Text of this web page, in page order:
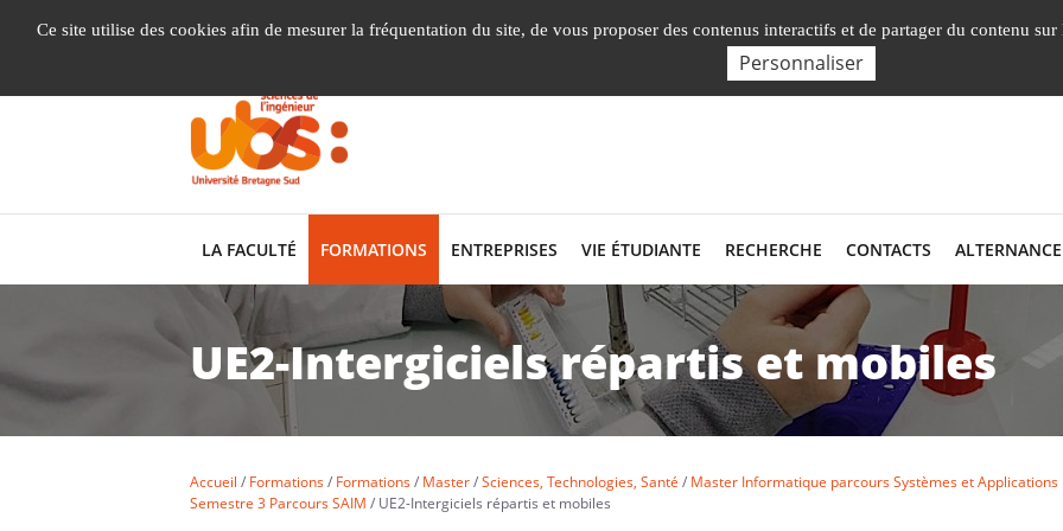
Nos Facultés, Instituts, Ecole
LA FACULTÉ FORMATIONS ENTREPRISES VIE ÉTUDIANTE RECHERCHE CONTACTS ALTERNANCE
UE2-Intergiciels répartis et mobiles
Accueil Formations Formations Master Sciences, Technologies, Santé Master Informatique parcours Systèmes et
Semestre 3 Parcours SAIM
UE2-Intergiciels répartis et mobiles
Ce site utilise des cookies afin de mesurer la fréquentation du site, de vous proposer des contenus interactifs et de partager du contenu sur
Personnaliser